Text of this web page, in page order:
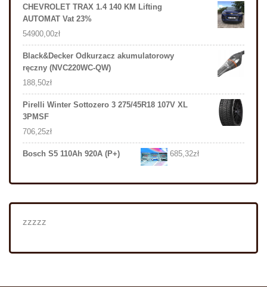
CHEVROLET TRAX 1.4 140 KM Lifting
AUTOMAT Vat 23%
54900,00zł
Black&Decker Odkurzacz akumulatorowy
ręczny (NVC220WC-QW)
188,50zł
Pirelli Winter Sottozero 3 275/45R18 107V XL
3PMSF
706,25zł
Bosch S5 110Ah 920A (P+) 685,32zł
zzzzz